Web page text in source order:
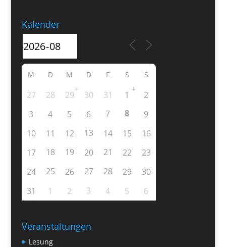
Kalender
M D M D F S S
27 28 29
+
30 31 1
+
2
3
4 5 6 7 8
9
10
11 12 13 14 15
16
17
18 19 20 21 22
23
24
25 26 27 28 29
30
31
1 2 3 4 5 6
Veranstaltungen
Lesung